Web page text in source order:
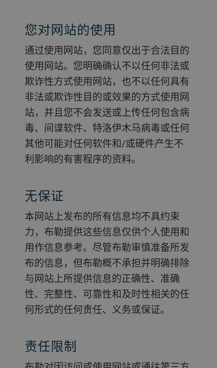
您对网站的使用
通过使用网站，您同意仅出于合法目的
使用网站。您明确确认不以任何非法或
欺诈性方式使用网站，也不以任何具有
非法或欺诈性目的或效果的方式使用网
站，并且您不会发送或上传任何包含病
毒、间谍软件、特洛伊木马病毒或任何
其他可能对任何软件和/或硬件产生不
利影响的有害程序的资料。
无保证
本网站上发布的所有信息均不具约束
力，布勒提供这些信息仅供个人使用和
用作信息参考。尽管布勒审慎准备所发
布的信息，但布勒概不承担并明确排除
与网站上所提供信息的正确性、准确
性、完整性、可靠性和及时性相关的任
何形式的任何责任、义务或保证。
责任限制